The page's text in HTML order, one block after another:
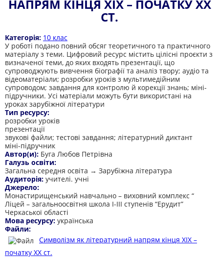
НАПРЯМ КІНЦЯ ХІХ – ПОЧАТКУ ХХ
СТ.
Категорія: 10 клас
У роботі подано повний обсяг теоретичного та практичного
матеріалу з теми. Цифровий ресурс містить цілісні проєкти з
визначеної теми, до яких входять презентації, що
супроводжують вивчення біографії та аналіз твору; аудіо та
відеоматеріали; розробки уроків з мультимедійним
супроводом; завдання для контролю й корекції знань; міні-
підручники. Усі матеріали можуть бути використані на
уроках зарубіжної літератури
Тип ресурсу:
розробки уроків
презентації
звукові файли; тестові завдання; літературний диктант
міні-підручник
Автор(и): Буга Любов Петрівна
Галузь освіти:
Загальна середня освіта → Зарубіжна література
Аудиторія: учителі. учні
Джерело:
Монастирищенський навчально – виховний комплекс “
Ліцей – загальноосвітня школа I-III ступенів “Ерудит”
Черкаської області
Мова ресурсу: українська
Файли:
Символізм як літературний напрям кінця ХІХ –
початку ХХ ст.